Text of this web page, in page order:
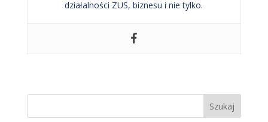
działalności ZUS, biznesu i nie tylko.
Szukaj